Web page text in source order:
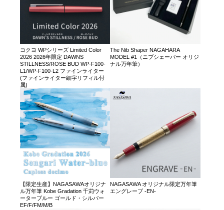
コクヨ WPシリーズ Limited Color
2026 2026年限定 DAWNS
STILLNESS/ROSE BUD WP-F100-
L1/WP-F100-L2 ファインライター
(ファインライター細字リフィル付
属)
The Nib Shaper NAGAHARA
MODEL #1（ニブシェーパー オリジ
ナル万年筆）
【限定生産】NAGASAWAオリジナ
ル万年筆 Kobe Gradation 千苅ウォ
ーターブルー ゴールド・シルバー
EF/F/FM/M/B
NAGASAWA オリジナル限定万年筆
エングレーブ -EN-